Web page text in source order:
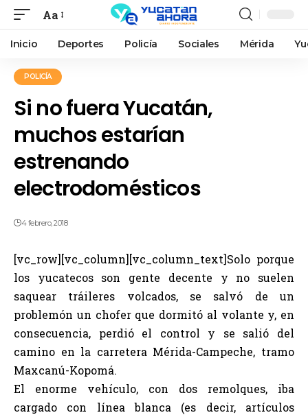
Aa
Inicio Deportes Policía Sociales Mérida
POLICÍA
Si no fuera Yucatán,
muchos estarían
estrenando
electrodomésticos
4 febrero, 2018
[vc_row][vc_column][vc_column_text]Solo porque
los yucatecos son gente decente y no suelen
saquear tráileres volcados, se salvó de un
problemón un chofer que dormitó al volante y, en
consecuencia, perdió el control y se salió del
camino en la carretera Mérida-Campeche, tramo
Maxcanú-Kopomá.
El enorme vehículo, con dos remolques, iba
cargado con línea blanca (es decir, artículos